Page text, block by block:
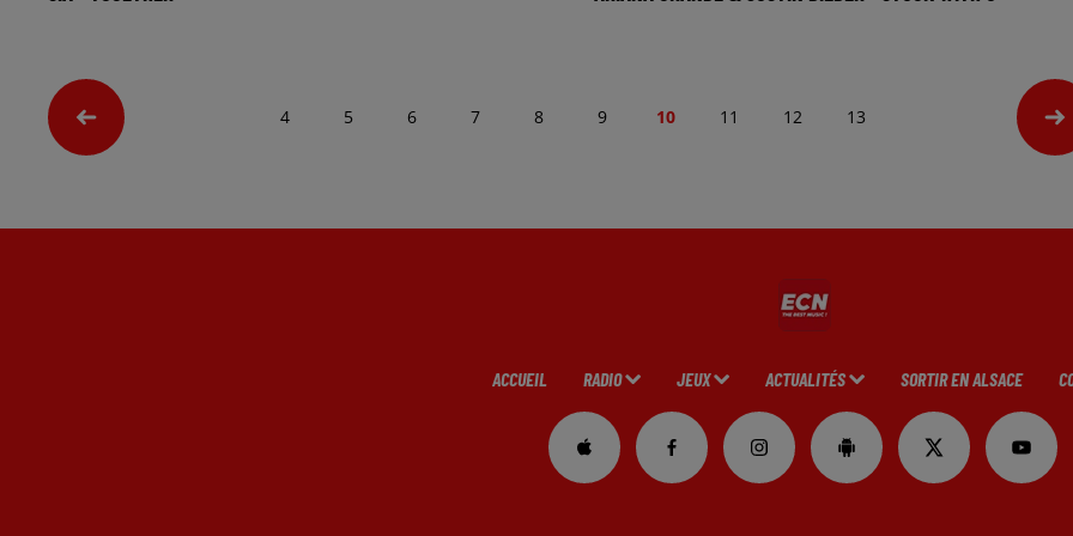
4 5 6 7 8 9 10 11 12 13
ACCUEIL RADIO JEUX ACTUALITÉS SORTIR EN ALSACE